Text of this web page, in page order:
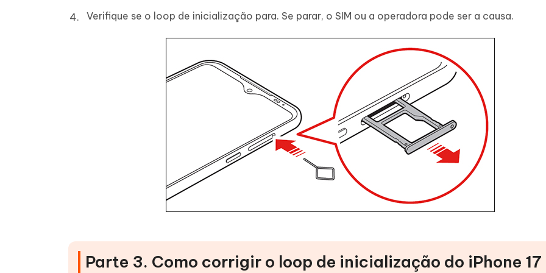
Verifique se o loop de inicialização para. Se parar, o SIM ou a operadora pode ser a causa.
Parte 3. Como corrigir o loop de inicialização do iPhone 17